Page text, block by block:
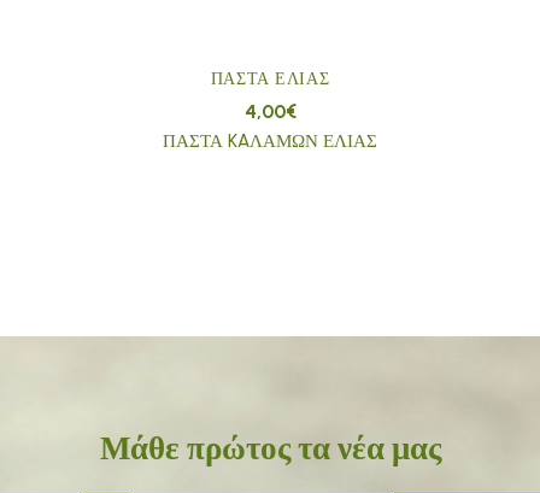
ΠΆΣΤΑ ΕΛΙΆΣ
4,00€
ΠΑΣΤΑ KAΛΑΜΩΝ ΕΛΙΑΣ
Μάθε πρώτος τα νέα μας